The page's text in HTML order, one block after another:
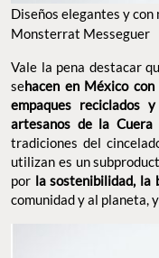
Diseños elegantes y con
Monsterrat Messeguer
Vale la pena destacar
sehacen en México
empaques reciclados
artesanos de la Cuera
tradiciones del
utilizan es un
por la sostenibilidad, la
comunidad y al planeta,